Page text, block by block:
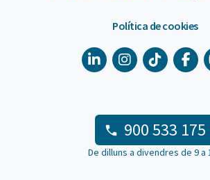
Política de cookies
900 533 175
De dilluns a divendres de 9 a